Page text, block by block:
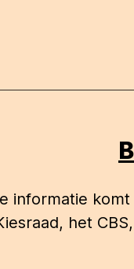
informatie
het